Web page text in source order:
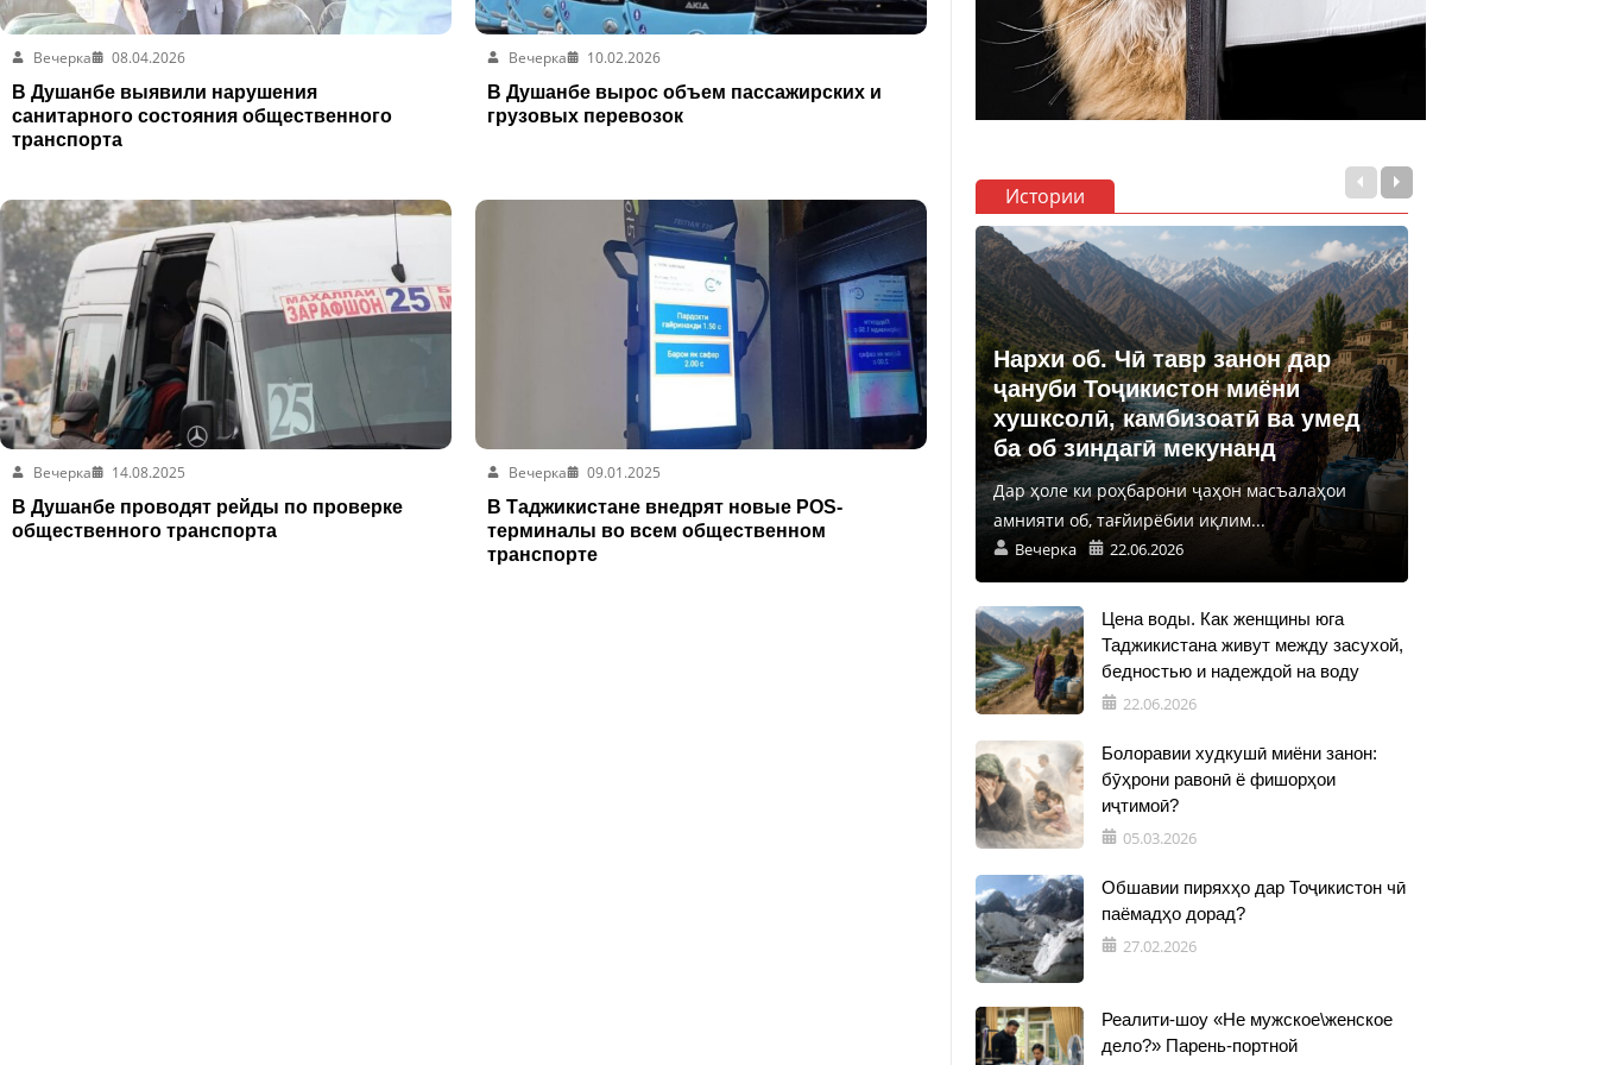
Вечерка
08.04.2026
В Душанбе выявили нарушения
санитарного состояния общественного
транспорта
Вечерка
10.02.2026
В Душанбе вырос объем пассажирских и
грузовых перевозок
Вечерка
14.08.2025
В Душанбе проводят рейды по проверке
общественного транспорта
Вечерка
09.01.2025
В Таджикистане внедрят новые POS-
терминалы во всем общественном
транспорте
Истории
Нархи об. Чӣ тавр занон дар
ҷануби Тоҷикистон миёни
хушксолӣ, камбизоатӣ ва умед
ба об зиндагӣ мекунанд
Дар ҳоле ки роҳбарони ҷаҳон масъалаҳои
амнияти об, тағйирёбии иқлим...
Вечерка 22.06.2026
Цена воды. Как женщины юга
Таджикистана живут между засухой,
бедностью и надеждой на воду
22.06.2026
Болоравии худкушӣ миёни занон:
бӯҳрони равонӣ ё фишорҳои
иҷтимоӣ?
05.03.2026
Обшавии пиряхҳо дар Тоҷикистон чӣ
паёмадҳо дорад?
27.02.2026
Реалити-шоу «Не мужское\женское
дело?» Парень-портной